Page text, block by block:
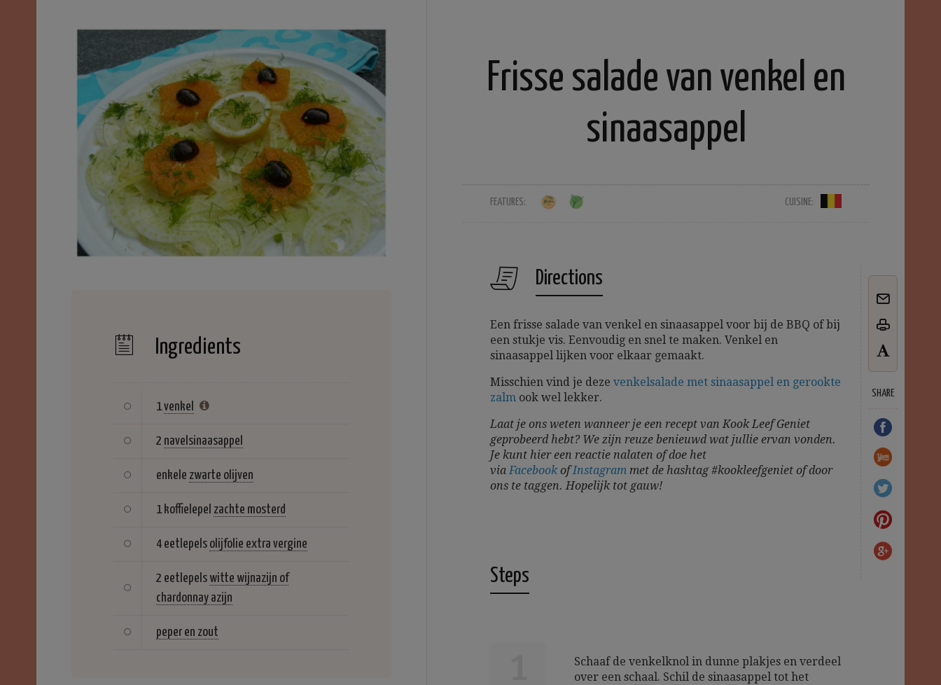
Ingredients
1venkel
2 navelsinaasappel
enkele zwarte olijven
1 koffielepel zachte mosterd
4 eetlepels olijfolie extra vergine
2 eetlepels witte wijnazijn of
chardonnay azijn
peper en zout
Frisse salade van venkel en
sinaasappel
FEATURES: CUISINE:
Directions
SHARE
Een frisse salade van venkel en sinaasappel voor bij de BBQ of bij
een stukje vis. Eenvoudig en snel te maken. Venkel en
sinaasappel lijken voor elkaar gemaakt.
Misschien vind je deze venkelsalade met sinaasappel en gerookte
zalm ook wel lekker.
Laat je ons weten wanneer je een recept van Kook Leef Geniet
geprobeerd hebt? We zijn reuze benieuwd wat jullie ervan vonden.
Je kunt hier een reactie nalaten of doe het
viaFacebookofInstagram met de hashtag #kookleefgeniet of door
ons te taggen.Hopelijk tot gauw!
Steps
Schaaf de venkelknol in dunne plakjes en verdeel
over een schaal. Schil de sinaasappel tot het